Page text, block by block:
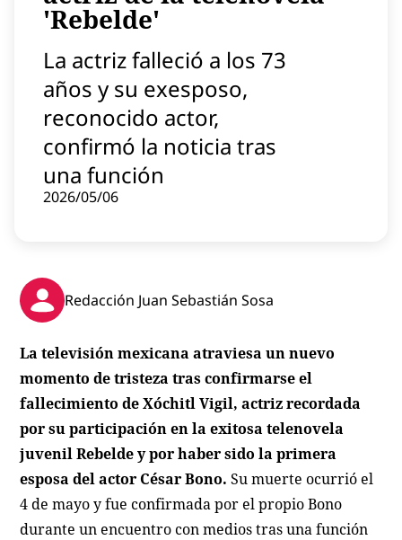
Estilo de vida
Contenido patrocinado
Instagram
'Rebelde'
La actriz falleció a los 73
años y su exesposo,
reconocido actor,
confirmó la noticia tras
una función
2026/05/06
Redacción Juan Sebastián Sosa
La televisión mexicana atraviesa un nuevo
momento de tristeza tras confirmarse el
fallecimiento de Xóchitl Vigil, actriz recordada
por su participación en la exitosa telenovela
juvenil Rebelde y por haber sido la primera
esposa del actor César Bono. Su muerte ocurrió el
4 de mayo y fue confirmada por el propio Bono
durante un encuentro con medios tras una función